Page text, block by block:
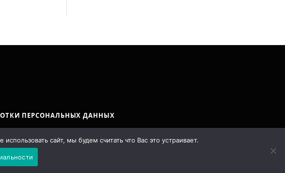
ПЕРСОНАЛЬНЫХ ДАННЫХ
Designed byLostArt.
сайт, мы будем считать что Вас это устраивает.